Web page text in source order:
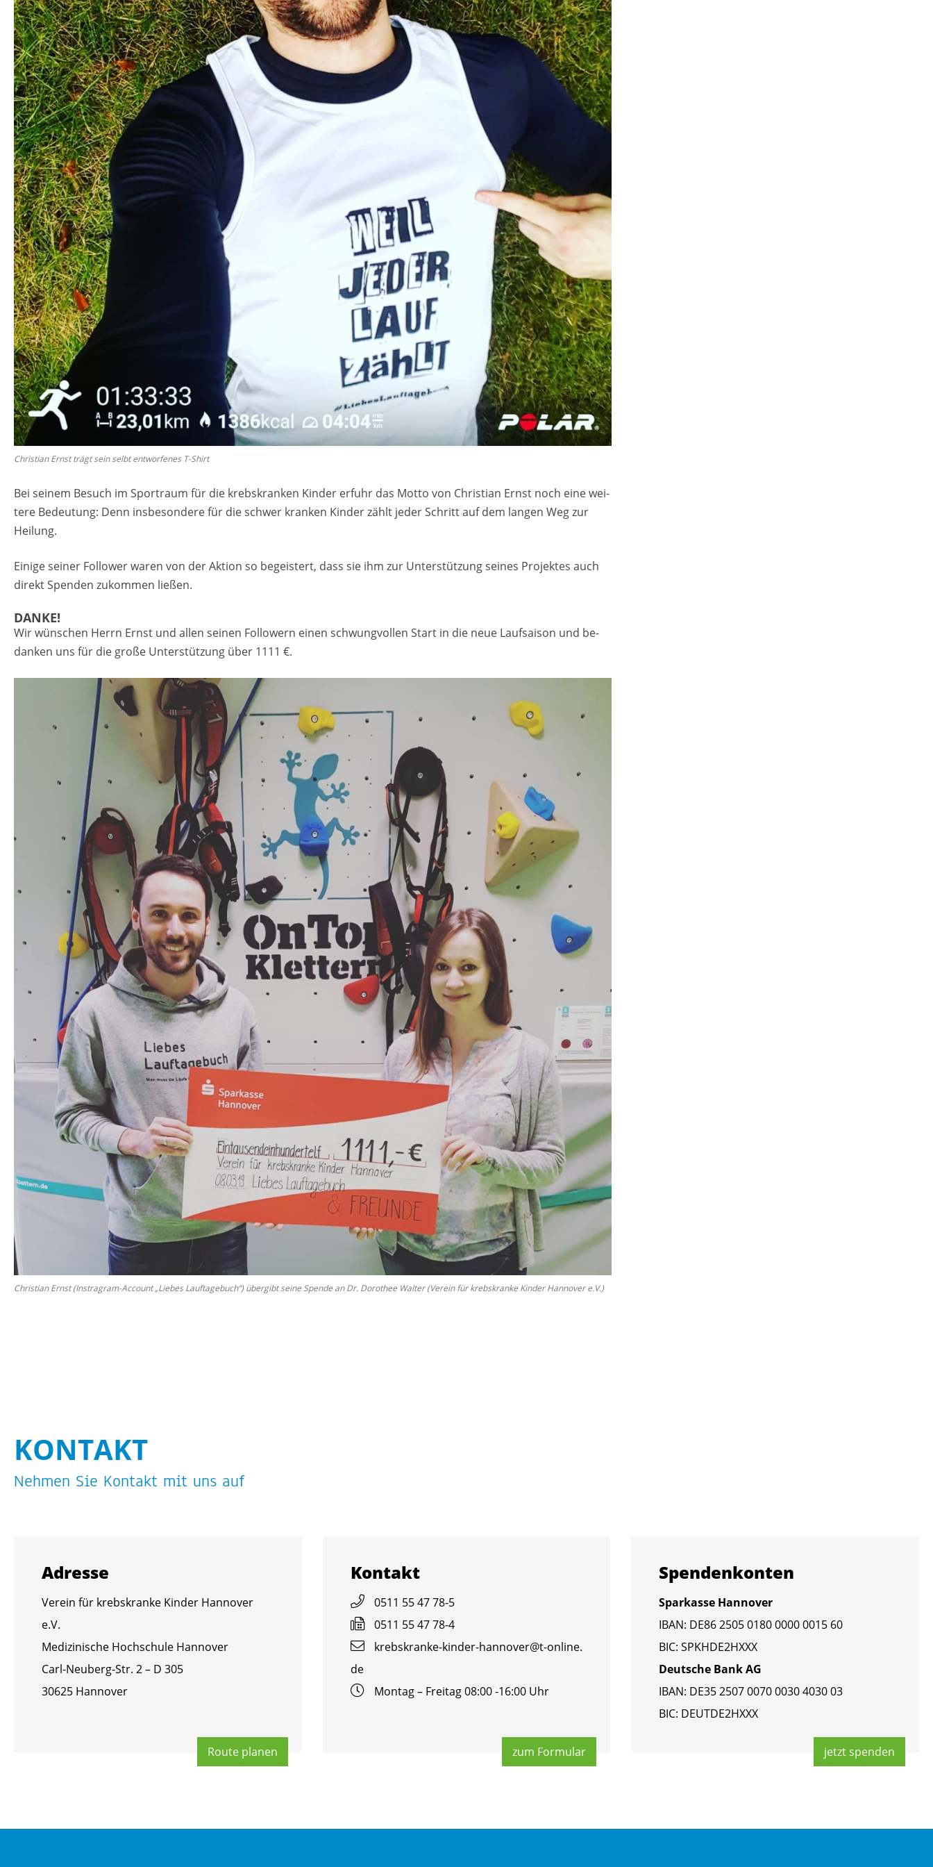
Chris­ti­an Ernst trägt sein selbt ent­wor­fe­nes T-Shirt
Bei sei­nem Be­such im Sportraum für die krebs­kran­ken Kin­der er­fuhr das Motto von Chris­ti­an Ernst noch eine wei­
te­re Be­deu­tung: Denn ins­be­son­de­re für die schwer kran­ken Kin­der zählt jeder Schritt auf dem lan­gen Weg zur
Hei­lung.
Ei­ni­ge sei­ner Fol­lower waren von der Ak­ti­on so be­geis­tert, dass sie ihm zur Un­ter­stüt­zung sei­nes Pro­jek­tes auch
di­rekt Spen­den zu­kom­men lie­ßen.
DANKE!
Wir wün­schen Herrn Ernst und allen sei­nen Fol­lowern einen schwung­vol­len Start in die neue Lauf­sai­son und be­
dan­ken uns für die große Un­ter­stüt­zung über 1111 €.
Chris­ti­an Ernst (In­s­tra­gram-Ac­count „Lie­bes Lauf­ta­ge­buch“) über­gibt seine Spen­de an Dr. Do­ro­thee Wal­ter (Ver­ein für krebs­kran­ke Kin­der Han­no­ver e.V.)
KON­TAKT
Neh­men Sie Kon­takt mit uns auf
Adres­se
Ver­ein für krebs­kran­ke Kin­der Han­no­ver
e.V.
Me­di­zi­ni­sche Hoch­schu­le Han­no­ver
Carl-Neu­berg-Str. 2 – D 305
30625 Han­no­ver
Route pla­nen
Kon­takt
0511 55 47 78-5
0511 55 47 78-4
krebs­kran­ke-kin­der-han­no­ver@​t-​online.​
de
Mon­tag – Frei­tag 08:00 -16:00 Uhr
zum For­mu­lar
Spen­den­kon­ten
Spar­kas­se Han­no­ver
IBAN: DE86 2505 0180 0000 0015 60
BIC: SPKHDE2HXXX
Deut­sche Bank AG
IBAN: DE35 2507 0070 0030 4030 03
BIC: DEUT­DE2HXXX
jetzt spen­den